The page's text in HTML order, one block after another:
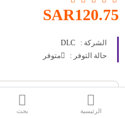
مقارنة
اللغات
الرئيسية بحث
SAR120.75
الشركة :
DLC
حالة التوفر :
متوفر